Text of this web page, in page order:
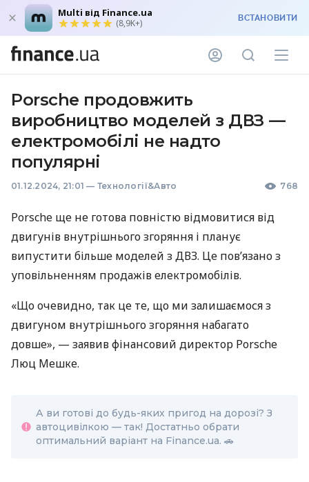
Multi від Finance.ua
(8,9K+) ВСТАНОВИТИ
Porsche продовжить
виробництво моделей з ДВЗ —
електромобілі не надто
популярні
01.12.2024, 21:01 — Технології&Авто 768
Porsche ще не готова повністю відмовитися від
двигунів внутрішнього згоряння і планує
випустити більше моделей з ДВЗ. Це пов’язано з
уповільненням продажів електромобілів.
«Що очевидно, так це те, що ми залишаємося з
двигуном внутрішнього згоряння набагато
довше», — заявив фінансовий директор Porsche
Люц Мешке.
А ви готові до будь-яких пригод на дорозі? З
автоцивілкою — так! Достатньо обрати
оптимальний варіант на Finance.ua. 🚗